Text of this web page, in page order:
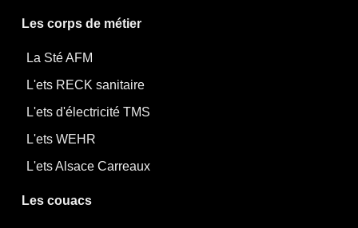
Les corps de métier
La Sté AFM
L'ets RECK sanitaire
L'ets d'électricité TMS
L'ets WEHR
L'ets Alsace Carreaux
Les couacs